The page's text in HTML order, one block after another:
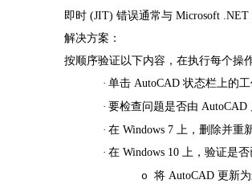
即时 (JIT) 错误通常与 Microsoft
解决方案：
按顺序验证以下内容，在执行每个操
· 单击 AutoCAD 状态栏上的
· 要检查问题是否由 AutoCAD
· 在 Windows 7 上，删除并重
· 在 Windows 10 上，验证是
o 将 AutoCAD 更新